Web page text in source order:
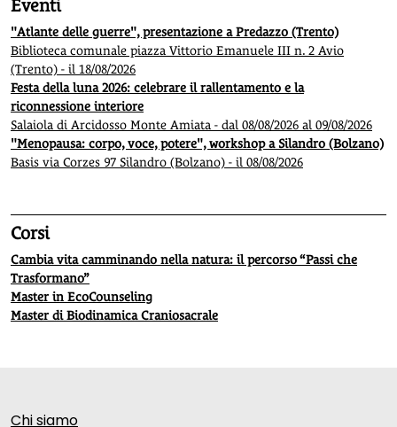
Eventi
"Atlante delle guerre", presentazione a Predazzo (Trento)
Biblioteca comunale piazza Vittorio Emanuele III n. 2 Avio
(Trento) - il 18/08/2026
Festa della luna 2026: celebrare il rallentamento e la
riconnessione interiore
Salaiola di Arcidosso Monte Amiata - dal 08/08/2026 al 09/08/2026
"Menopausa: corpo, voce, potere", workshop a Silandro (Bolzano)
Basis via Corzes 97 Silandro (Bolzano) - il 08/08/2026
Corsi
Cambia vita camminando nella natura: il percorso “Passi che
Trasformano”
Master in EcoCounseling
Master di Biodinamica Craniosacrale
Chi siamo